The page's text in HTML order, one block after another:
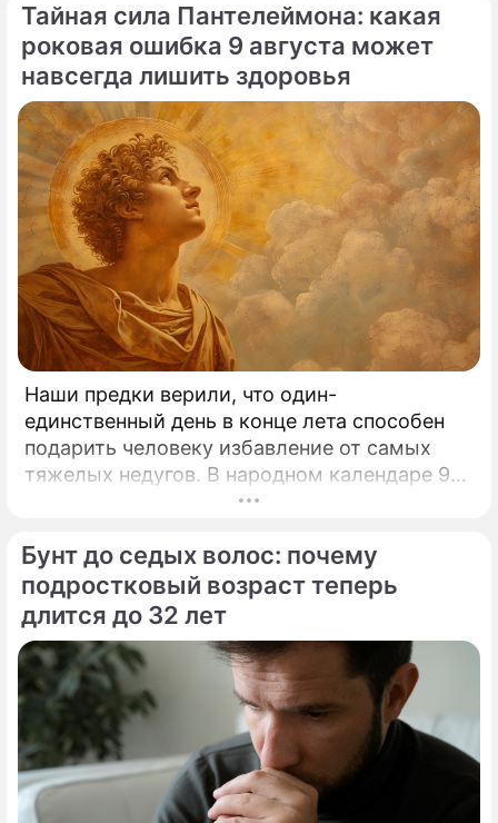
Тайная сила Пантелеймона: какая
роковая ошибка 9 августа может
навсегда лишить здоровья
Наши предки верили, что один-
единственный день в конце лета способен
подарить человеку избавление от самых
тяжелых недугов. В народном календаре 9
августа занимает особое, почти
Бунт до седых волос: почему
подростковый возраст теперь
длится до 32 лет